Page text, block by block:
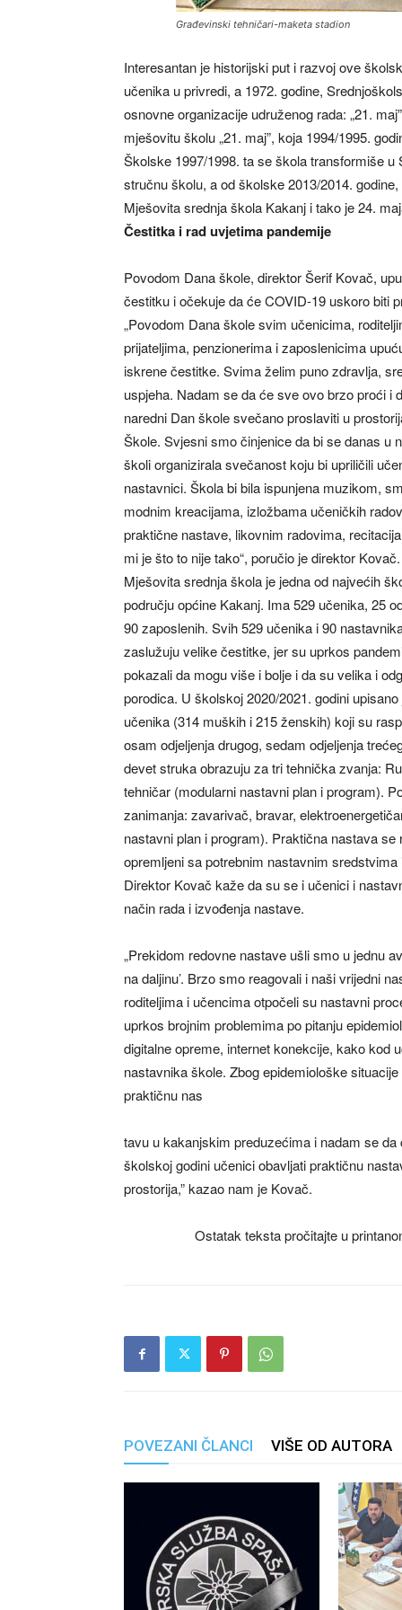
Građevinski tehničari-maketa stadion
Interesantan je historijski put i razvoj ove
učenika u privredi, a 1972. godine,
osnovne organizacije udruženog rada: „21.
mješovitu školu „21. maj”, koja 1994/1995.
Školske 1997/1998. ta se škola transformiše u
stručnu školu, a od školske 2013/2014.
Mješovita srednja škola Kakanj i tako je 24.
Čestitka i rad uvjetima pandemije
Povodom Dana škole, direktor Šerif Kovač,
čestitku i očekuje da će COVID-19 uskoro biti
„Povodom Dana škole svim učenicima,
prijateljima, penzionerima i zaposlenicima
iskrene čestitke. Svima želim puno zdravlja,
uspjeha. Nadam se da će sve ovo brzo proći i
naredni Dan škole svečano proslaviti u
Škole. Svjesni smo činjenice da bi se danas u
školi organizirala svečanost koju bi upriličili
nastavnici. Škola bi bila ispunjena muzikom,
modnim kreacijama, izložbama učeničkih
praktične nastave, likovnim radovima,
mi je što to nije tako“, poručio je direktor Kovač.
Mješovita srednja škola je jedna od najvećih
području općine Kakanj. Ima 529 učenika, 25
90 zaposlenih. Svih 529 učenika i 90
zaslužuju velike čestitke, jer su uprkos
pokazali da mogu više i bolje i da su velika i
porodica. U školskoj 2020/2021. godini upisano
učenika (314 muških i 215 ženskih) koji su
osam odjeljenja drugog, sedam odjeljenja
devet struka obrazuju za tri tehnička zvanja:
tehničar (modularni nastavni plan i program).
zanimanja: zavarivač, bravar,
nastavni plan i program). Praktična nastava
opremljeni sa potrebnim nastavnim sredstvima
Direktor Kovač kaže da su se i učenici i
način rada i izvođenja nastave.
„Prekidom redovne nastave ušli smo u jednu
na daljinu’. Brzo smo reagovali i naši vrijedni
roditeljima i učencima otpočeli su nastavni
uprkos brojnim problemima po pitanju
digitalne opreme, internet konekcije, kako kod
nastavnika škole. Zbog epidemiološke
praktičnu nas
tavu u kakanjskim preduzećima i nadam se da
školskoj godini učenici obavljati praktičnu
prostorija,” kazao nam je Kovač.
Ostatak teksta pročitajte u
POVEZANI ČLANCI VIŠE OD AUTORA